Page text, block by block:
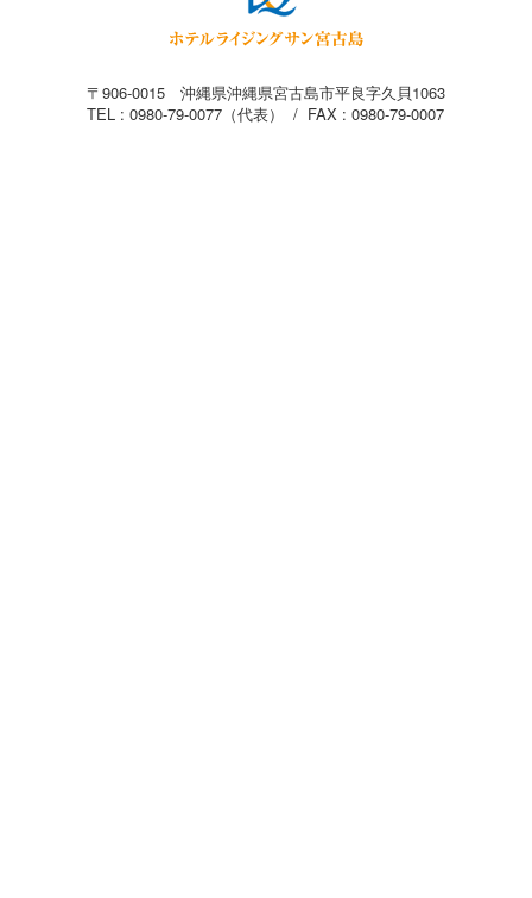
〒906-0015 沖縄県沖縄県宮古島市平良字久貝1063
TEL : 0980-79-0077（代表） / FAX : 0980-79-0007